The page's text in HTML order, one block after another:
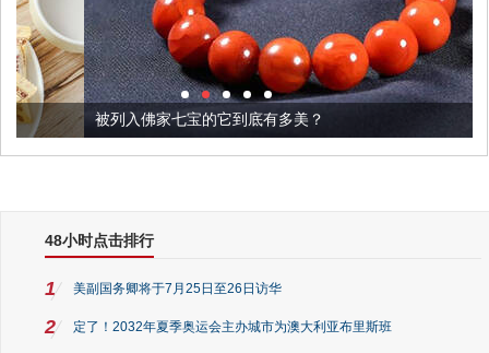
被列入佛家七宝的它到底有多美？
48小时点击排行
1 美副国务卿将于7月25日至26日访华
2 定了！2032年夏季奥运会主办城市为澳大利亚布里斯班